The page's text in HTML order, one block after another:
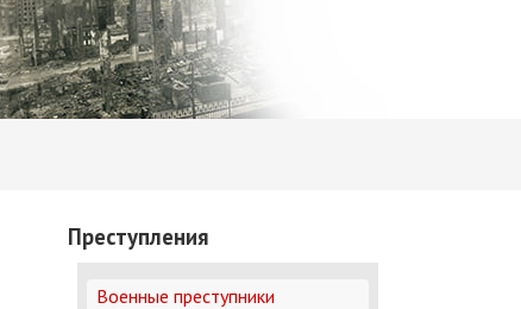
Преступления
Военные преступники